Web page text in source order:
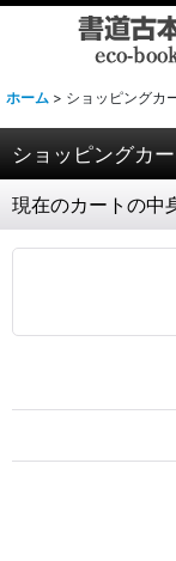
ホーム > ショッピングカ
ショッピングカー
現在のカートの中